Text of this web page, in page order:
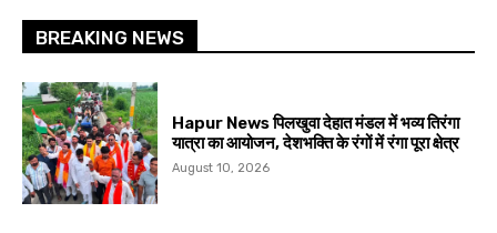
BREAKING NEWS
Hapur News पिलखुवा देहात मंडल में भव्य तिरंगा
यात्रा का आयोजन, देशभक्ति के रंगों में रंगा पूरा क्षेत्र
August 10, 2026